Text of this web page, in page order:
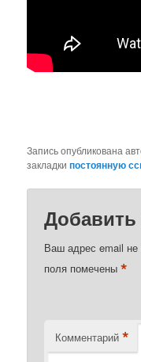
Запись опубликована
закладкипостоянную
Ваш адрес email не
поля помечены*
Комментарий *